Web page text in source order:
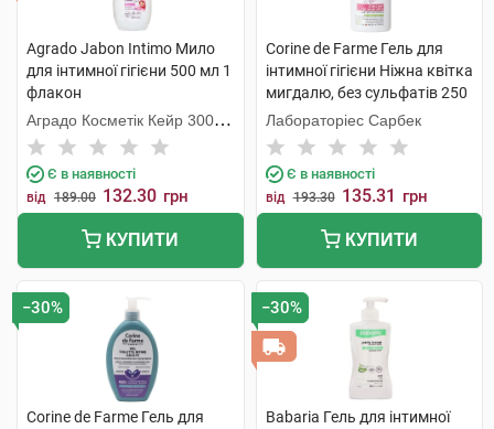
Agrado Jabon Intimo Мило
для інтимної гігієни 500 мл 1
флакон
Аградо Косметік Кейр 3000
С.Л.У.
Є в наявності
від 189.00 132.30 грн
КУПИТИ
Corine de Farme Гель для
інтимної гігієни Ніжна квітка
мигдалю, без сульфатів 250
мл 1 флакон
Лабораторіес Сарбек
Є в наявності
від 193.30 135.31 грн
КУПИТИ
−30%
Corine de Farme Гель для
−30%
Babaria Гель для інтимної